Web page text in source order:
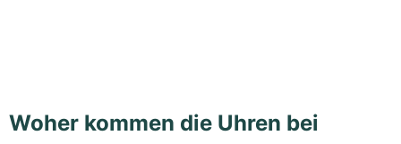
Woher kommen die Uhren bei